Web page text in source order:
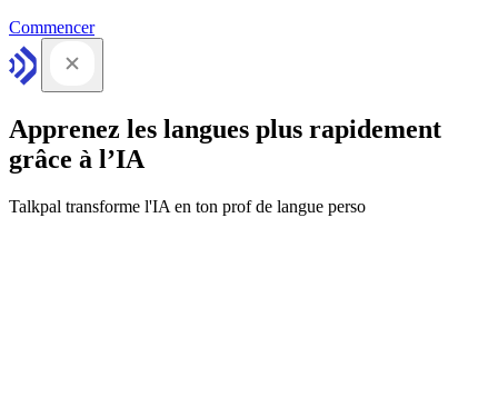
Commencer
Apprenez les langues plus rapidement
grâce à l’IA
Talkpal transforme l'IA en ton prof de langue perso